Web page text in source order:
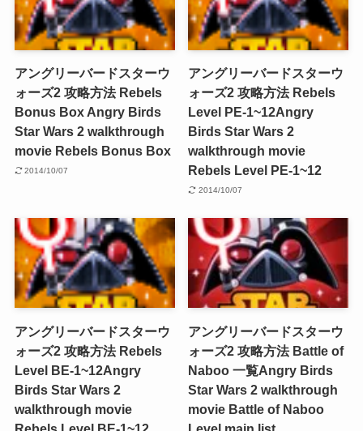
アングリーバードスターウ
ォーズ2 攻略方法 Rebels
Bonus Box Angry Birds
Star Wars 2 walkthrough
movie Rebels Bonus Box
2014/10/07
アングリーバードスターウ
ォーズ2 攻略方法 Rebels
Level PE-1~12Angry
Birds Star Wars 2
walkthrough movie
Rebels Level PE-1~12
2014/10/07
アングリーバードスターウ
ォーズ2 攻略方法 Rebels
Level BE-1~12Angry
Birds Star Wars 2
walkthrough movie
アングリーバードスターウ
ォーズ2 攻略方法 Battle of
Naboo 一覧Angry Birds
Star Wars 2 walkthrough
movie Battle of Naboo